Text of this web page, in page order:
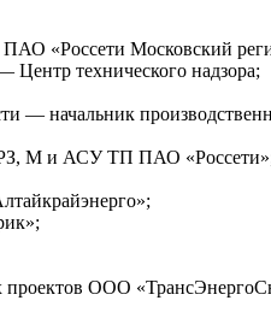
ПАО «Россети Московский
Центр технического надзора;
— начальник
РЗ, М и АСУ ТП ПАО
проектов ООО